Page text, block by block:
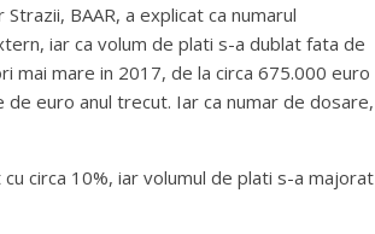
BAAR, a explicat ca numarul
iar ca volum de plati s-a dublat fata de
mai mare in 2017, de la circa 675.000 euro
euro anul trecut. Iar ca numar de dosare,
circa 10%, iar volumul de plati s-a majorat